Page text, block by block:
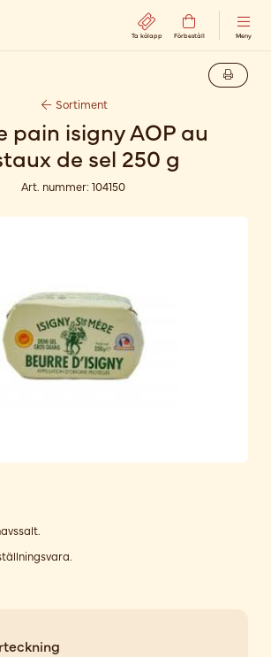
Ta kölapp Förbeställ Meny
Sortiment
pain isigny AOP au
de sel 250 g
Art. nummer: 104150